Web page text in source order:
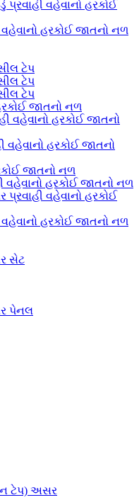
વહેવાનો હરકોઈ
વહેવાનો હરકોઈ જાતનો નળ
ટેપ
ટેપ
ટેપ
જાતનો નળ
વહેવાનો હરકોઈ જાતનો
વહેવાનો હરકોઈ જાતનો
જાતનો નળ
વહેવાનો હરકોઈ જાતનો નળ
વહેવાનો હરકોઈ
વહેવાનો હરકોઈ જાતનો નળ
સેટ
પેનલ
ટેપ) અસર